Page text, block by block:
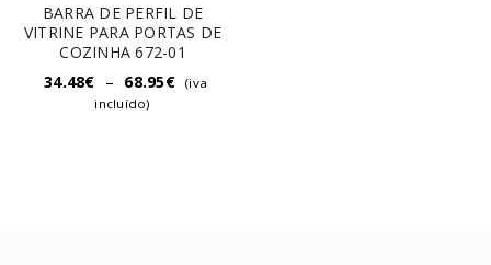
BARRA DE PERFIL DE
VITRINE PARA PORTAS DE
COZINHA 672-01
34.48€ – 68.95€
(iva
incluído)